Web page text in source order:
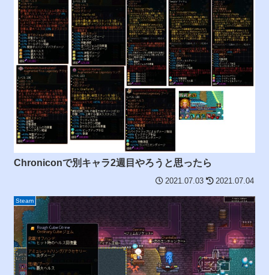
Chroniconで別キャラ2週目やろうと思ったら
2021.07.03 2021.07.04
Steam